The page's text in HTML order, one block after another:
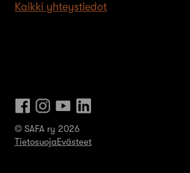
Kaikki yhteystiedot
© SAFA ry 2026
TietosuojaEvästeet